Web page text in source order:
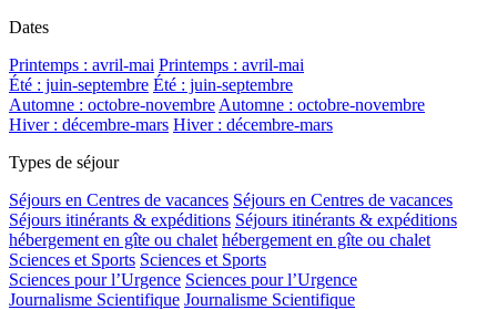
Dates
Printemps : avril-mai Printemps : avril-mai
Été : juin-septembre Été : juin-septembre
Automne : octobre-novembre Automne : octobre-novembre
Hiver : décembre-mars Hiver : décembre-mars
Types de séjour
Séjours en Centres de vacances Séjours en Centres de vacances
Séjours itinérants & expéditions Séjours itinérants & expéditions
hébergement en gîte ou chalet hébergement en gîte ou chalet
Sciences et Sports Sciences et Sports
Sciences pour l’Urgence Sciences pour l’Urgence
Journalisme Scientifique Journalisme Scientifique